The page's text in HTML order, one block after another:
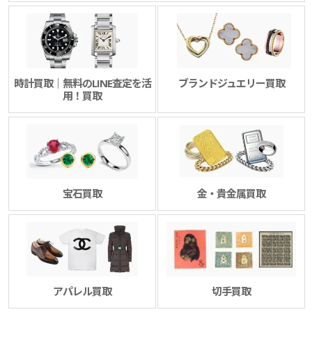
時計買取｜無料のLINE査定を活
用！買取
ブランドジュエリー買取
宝石買取 金・貴金属買取
アパレル買取 切手買取